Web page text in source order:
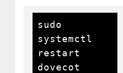
sudo
systemctl
restart